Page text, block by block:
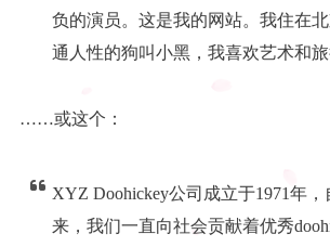
负的演员。这是我的网站。我住在
通人性的狗叫小黑，我喜欢艺术和旅
……或这个：
XYZ Doohickey公司成立于1971年，
来，我们一直向社会贡献着优秀